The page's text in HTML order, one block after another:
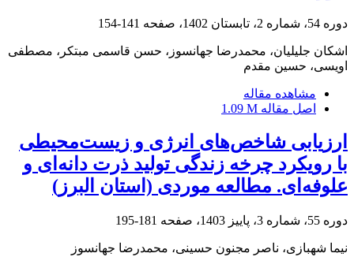
دوره 54، شماره 2، تابستان 1402، صفحه 141-154
اشکان جلیلیان، محمدرضا جهانسوز، حسن قاسمی مبتکر، مصطفی
اویسی، حسین مقدم
مشاهده مقاله
اصل مقاله 1.09 M
ارزیابی شاخص‌های انرژی و زیست‌محیطی
با رویکرد چرخه زندگی تولید ذرت دانه‌ای و
علوفه‌ای. مطالعه موردی (استان البرز)
دوره 55، شماره 3، پاییز 1403، صفحه 181-195
نیما شهبازی، ناصر مجنون حسینی، محمدرضا جهانسوز